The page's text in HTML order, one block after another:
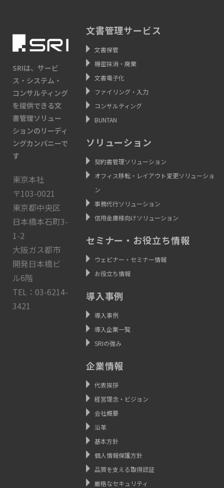
SRIは、サービ
ス・システム・
コンサルティング
を提供できる文
書管理ソリュー
ションのリーディ
ングカンパニーで
す
東京本社
〒103-0021
東京都中央区
日本橋本石町3-
1-2
大阪ガス都市
開発日本橋ビ
ル6階
TEL：03-6214-
3421
文書管理サービス
文書保管
機密抹消・廃棄
文書電子化
ファイリング・入力
コンサルティング
BUNTAN
ソリューション
契約書管理ソリューション
オフィス移転・レイアウト変更ソリューショ
ン
事務代行ソリューション
信用金庫様向けソリューション
セミナー・お役立ち情報
ウェビナー・セミナー情報
お役立ち情報
導入事例
導入事例
導入企業一覧
SRIの強み
企業情報
代表挨拶
経営理念・ビジョン
会社概要
沿革
基本方針
個人情報保護方針
品質を支える取得認証
厳格なセキュリティ